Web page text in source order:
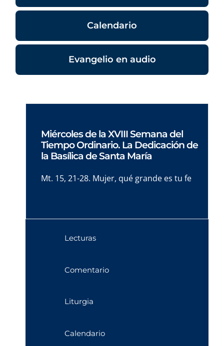
Calendario
Evangelio en audio
Miércoles de la XVIII Semana del
Tiempo Ordinario. La Dedicación de
la Basílica de Santa María
Mt. 15, 21-28. Mujer, qué grande es tu fe
Lecturas
Comentario
Liturgia
Calendario